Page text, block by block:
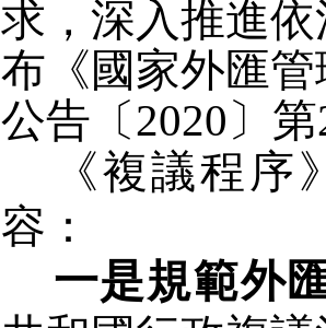
求，深入推進
布《國家外匯
公告〔2020〕第
《複議程
容：
一是規範外